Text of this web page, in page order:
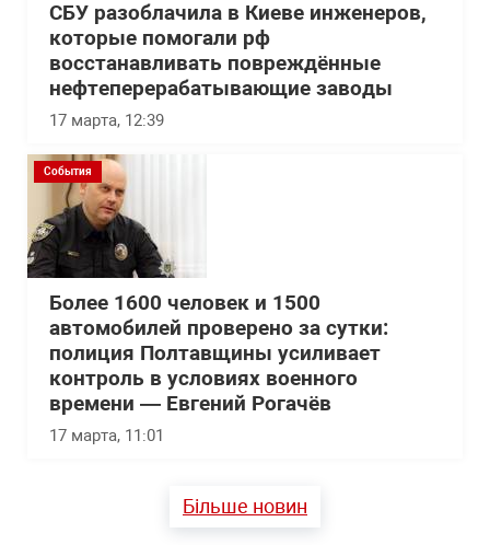
СБУ разоблачила в Киеве инженеров,
которые помогали рф
восстанавливать повреждённые
нефтеперерабатывающие заводы
17 марта, 12:39
События
Более 1600 человек и 1500
автомобилей проверено за сутки:
полиция Полтавщины усиливает
контроль в условиях военного
времени — Евгений Рогачёв
17 марта, 11:01
Більше новин